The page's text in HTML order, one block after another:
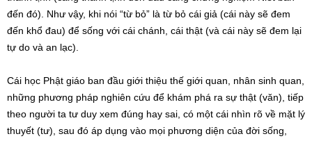
đến đó). Như vậy, khi nói “từ bỏ” là từ bỏ cái giả (cái này sẽ đem
đến khổ đau) để sống với cái chánh, cái thật (và cái này sẽ đem lại
tự do và an lạc).
Cái học Phật giáo ban đầu giới thiệu thế giới quan, nhân sinh quan,
những phương pháp nghiên cứu để khám phá ra sự thật (văn), tiếp
theo người ta tư duy xem đúng hay sai, có một cái nhìn rõ về mặt lý
thuyết (tư), sau đó áp dụng vào mọi phương diện của đời sống,